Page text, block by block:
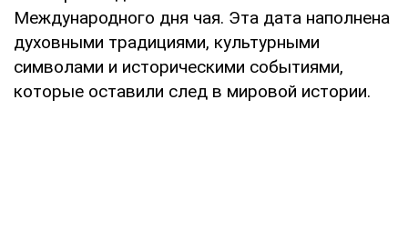
Международного дня чая. Эта дата наполнена
духовными традициями, культурными
символами и историческими событиями,
которые оставили след в мировой истории.